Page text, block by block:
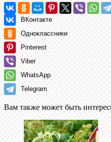
ВКонтакте
Одноклассники
Pinterest
Viber
WhatsApp
Telegram
Вам также может быть